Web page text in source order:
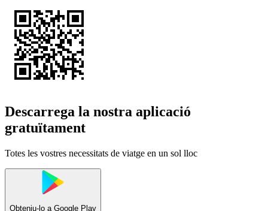
Descarrega la nostra aplicació
gratuïtament
Totes les vostres necessitats de viatge en un sol lloc
Obteniu-lo a Google Play